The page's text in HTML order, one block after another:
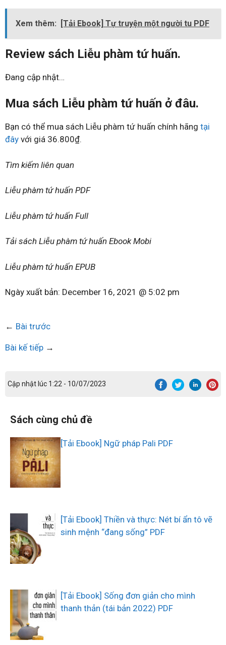
Xem thêm: [Tải Ebook] Tự truyện một người tu PDF
Review sách Liễu phàm tứ huấn.
Đang cập nhật…
Mua sách Liễu phàm tứ huấn ở đâu.
Bạn có thể mua sách Liễu phàm tứ huấn chính hãng tại
đây với giá 36.800₫.
Tìm kiếm liên quan
Liễu phàm tứ huấn PDF
Liễu phàm tứ huấn Full
Tải sách Liễu phàm tứ huấn Ebook Mobi
Liễu phàm tứ huấn EPUB
Ngày xuất bản: December 16, 2021 @ 5:02 pm
← Bài trước
Bài kế tiếp →
Cập nhật lúc 1:22 - 10/07/2023
Sách cùng chủ đề
[Tải Ebook] Ngữ pháp Pali PDF
[Tải Ebook] Thiền và thực: Nét bí ẩn tô vẽ
sinh mệnh “đang sống” PDF
[Tải Ebook] Sống đơn giản cho mình
thanh thản (tái bản 2022) PDF